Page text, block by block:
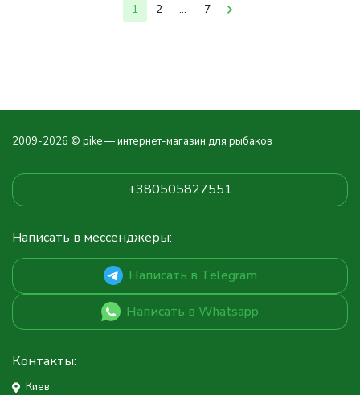
1 2 ... 7
2009-2026 © pike — интернет-магазин для рыбаков
+380505827551
Написать в мессенджеры:
Написать в Telegram
Написать в Whatsapp
Контакты:
Киев